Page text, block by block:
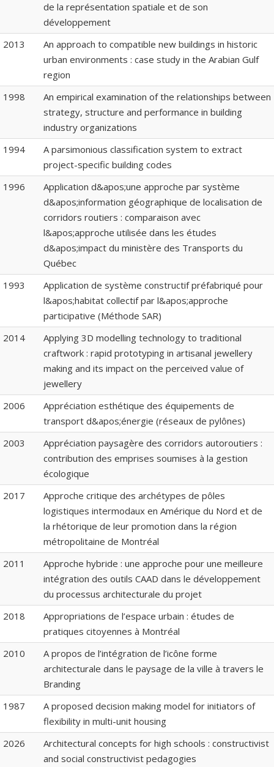
de la représentation spatiale et de son
développement
2013
An approach to compatible new buildings in historic
urban environments : case study in the Arabian Gulf
region
1998
An empirical examination of the relationships between
strategy, structure and performance in building
industry organizations
1994
A parsimonious classification system to extract
project-specific building codes
1996
Application d&apos;une approche par système
d&apos;information géographique de localisation de
corridors routiers : comparaison avec
l&apos;approche utilisée dans les études
d&apos;impact du ministère des Transports du
Québec
1993
Application de système constructif préfabriqué pour
l&apos;habitat collectif par l&apos;approche
participative (Méthode SAR)
2014
Applying 3D modelling technology to traditional
craftwork : rapid prototyping in artisanal jewellery
making and its impact on the perceived value of
jewellery
2006
Appréciation esthétique des équipements de
transport d&apos;énergie (réseaux de pylônes)
2003
Appréciation paysagère des corridors autoroutiers :
contribution des emprises soumises à la gestion
écologique
2017
Approche critique des archétypes de pôles
logistiques intermodaux en Amérique du Nord et de
la rhétorique de leur promotion dans la région
métropolitaine de Montréal
2011
Approche hybride : une approche pour une meilleure
intégration des outils CAAD dans le développement
du processus architecturale du projet
2018
Appropriations de l’espace urbain : études de
pratiques citoyennes à Montréal
2010
A propos de l’intégration de l’icône forme
architecturale dans le paysage de la ville à travers le
Branding
1987
A proposed decision making model for initiators of
flexibility in multi-unit housing
2026
Architectural concepts for high schools : constructivist
and social constructivist pedagogies